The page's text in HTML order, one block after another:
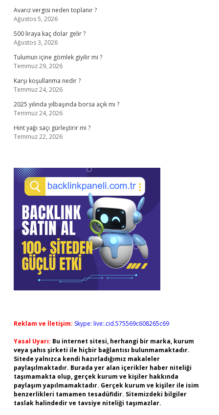
Avarız vergisi neden toplanır ?
Ağustos 5, 2026
500 liraya kaç dolar gelir ?
Ağustos 3, 2026
Tulumun içine gömlek giyilir mi ?
Temmuz 29, 2026
Karşı koşullanma nedir ?
Temmuz 24, 2026
2025 yılında yılbaşında borsa açık mı ?
Temmuz 24, 2026
Hint yağı saçı gürleştirir mi ?
Temmuz 22, 2026
Reklam ve İletişim: Skype: live:.cid.575569c608265c69
Yasal Uyarı: Bu internet sitesi, herhangi bir marka, kurum
veya şahıs şirketi ile hiçbir bağlantısı bulunmamaktadır.
Sitede yalnızca kendi hazırladığımız makaleler
paylaşılmaktadır. Burada yer alan içerikler haber niteliği
taşımamakta olup, gerçek kurum ve kişiler hakkında
paylaşım yapılmamaktadır. Gerçek kurum ve kişiler ile isim
benzerlikleri tamamen tesadüfidir. Sitemizdeki bilgiler
taslak halindedir ve tavsiye niteliği taşımazlar.